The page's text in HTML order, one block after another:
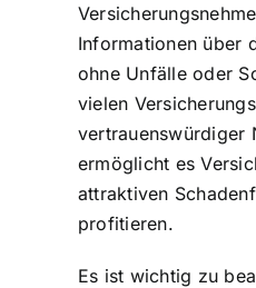
Informationen über
ohne Unfälle oder
vielen
vertrauenswürdiger
ermöglicht es
attraktiven
profitieren.
Es ist wichtig zu